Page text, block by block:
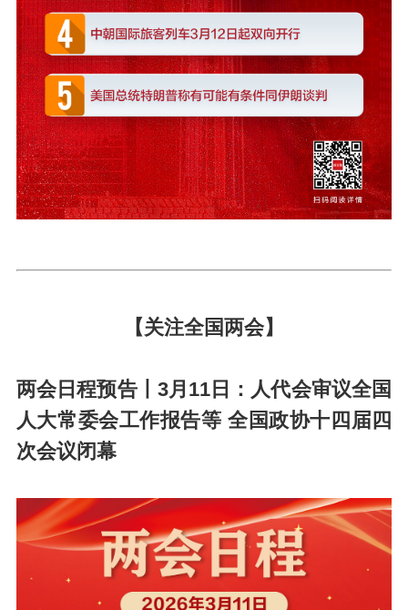
【关注全国两会】
两会日程预告丨3月11日：人代会审议全国
人大常委会工作报告等 全国政协十四届四
次会议闭幕